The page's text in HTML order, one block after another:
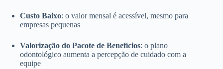
Custo Baixo: o valor mensal é acessível, mesmo para
empresas pequenas
Valorização do Pacote de Benefícios: o plano
odontológico aumenta a percepção de cuidado com a
equipe